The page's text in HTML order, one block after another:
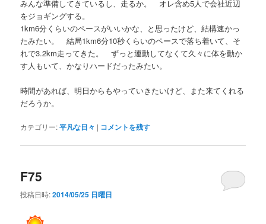
みんな準備してきているし、走るか。 オレ含め5人で会社近辺
をジョギングする。
1km6分くらいのペースがいいかな、と思ったけど、結構速かっ
たみたい。 結局1km6分10秒くらいのペースで落ち着いて、そ
れで3.2km走ってきた。 ずっと運動してなくて久々に体を動か
す人もいて、かなりハードだったみたい。
時間があれば、明日からもやっていきたいけど、また来てくれる
だろうか。
カテゴリー:平凡な日々 | コメントを残す
F75
投稿日時:2014/05/25 日曜日